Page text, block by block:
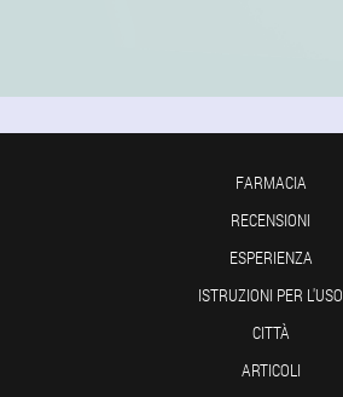
FARMACIA
RECENSIONI
ESPERIENZA
ISTRUZIONI PER L'USO
CITTÀ
ARTICOLI